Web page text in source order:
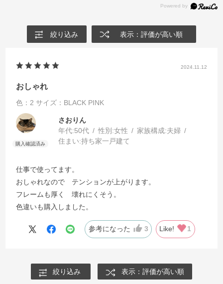
絞り込み 表示：評価が高い順
2024.11.12
おしゃれ
色：2 サイズ：BLACK PINK
さおりん
年代:50代 性別:女性 家族構成:夫婦
住まい:持ち家一戸建て
仕事で使ってます。
おしゃれなので テンションが上がります。
フレームも厚く 壊れにくそう。
色違いも購入しました。
参考になった 3 Like! 1
絞り込み 表示：評価が高い順